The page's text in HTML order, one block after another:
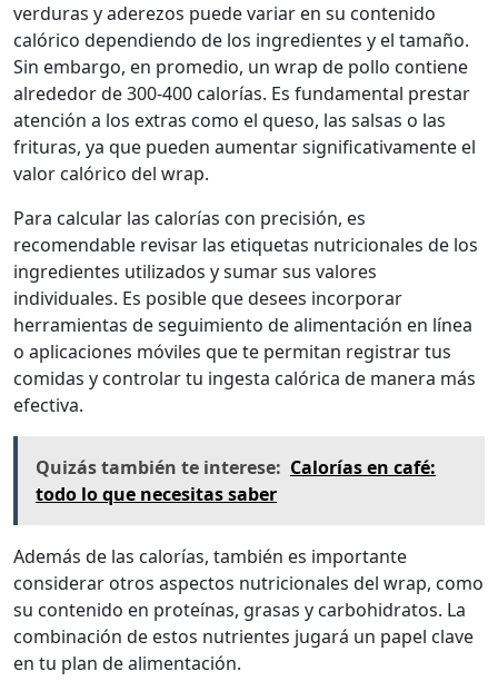
verduras y aderezos puede variar en su contenido
calórico dependiendo de los ingredientes y el tamaño.
Sin embargo, en promedio, un wrap de pollo contiene
alrededor de 300-400 calorías. Es fundamental prestar
atención a los extras como el queso, las salsas o las
frituras, ya que pueden aumentar significativamente el
valor calórico del wrap.
Para calcular las calorías con precisión, es
recomendable revisar las etiquetas nutricionales de los
ingredientes utilizados y sumar sus valores
individuales. Es posible que desees incorporar
herramientas de seguimiento de alimentación en línea
o aplicaciones móviles que te permitan registrar tus
comidas y controlar tu ingesta calórica de manera más
efectiva.
Quizás también te interese: Calorías en café:
todo lo que necesitas saber
Además de las calorías, también es importante
considerar otros aspectos nutricionales del wrap, como
su contenido en proteínas, grasas y carbohidratos. La
combinación de estos nutrientes jugará un papel clave
en tu plan de alimentación.